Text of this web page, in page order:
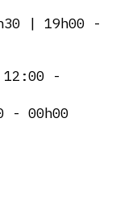
| 19h00 -
12:00 -
- 00h00